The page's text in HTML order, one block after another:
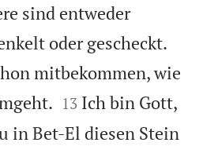
sind entweder
oder gescheckt.
mitbekommen, wie


13 Ich bin Gott,
in Bet-El diesen Stein